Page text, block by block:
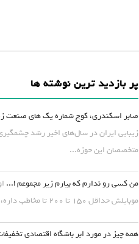
پر بازدید ترین نوشته ها
صابر اسکندری، کوچ شماره یک های صنعت
زیبایی ایران در سال‌های اخیر رشد
متخصصان این حوزه...
من کسی رو ندارم که بیارم زیر مجموعم !...
موبایلش حداقل ۱۵۰ تا ۲۰۰ تا مخاطب داره، پس مشکل اصلی...
همه چیز در مورد ابر باشگاه اقتصادی